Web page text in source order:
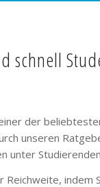
schnell
der
unseren
unter
Reichweite, indem